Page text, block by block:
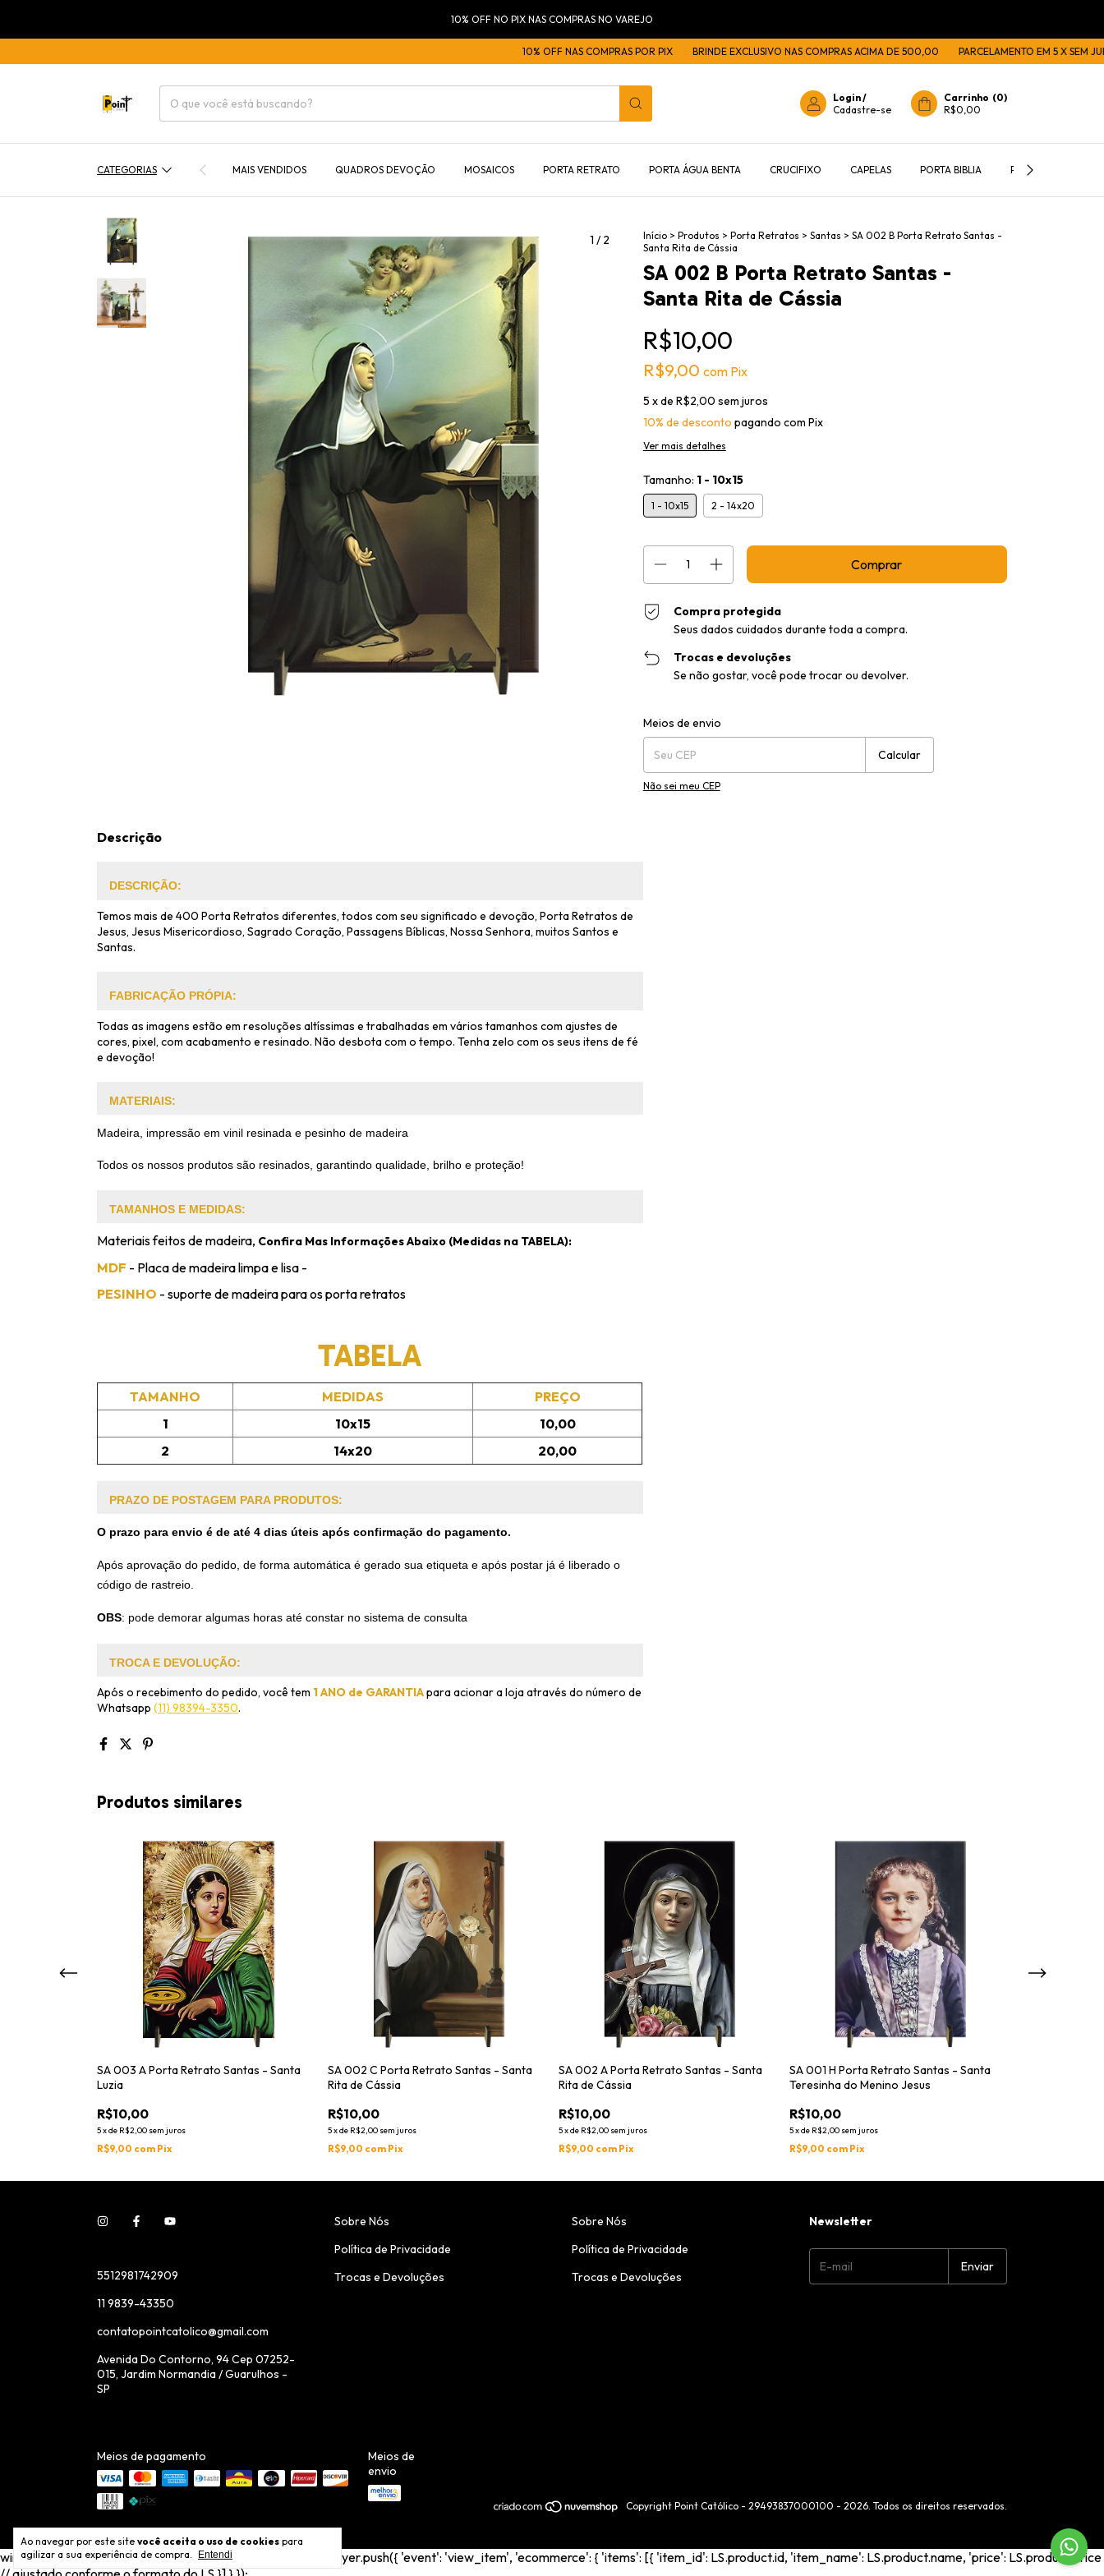
10% OFF NO PIX NAS COMPRAS NO VAREJO
10% OFF NAS COMPRAS POR PIX BRINDE EXCLUSIVO NAS COMPRAS ACIMA DE 500,00 PARCELAMENTO EM 5 X SEM JUROS
Login/
Cadastre-se
Carrinho (0)
R$0,00
CATEGORIAS MAIS VENDIDOS QUADROS DEVOÇÃO MOSAICOS PORTA RETRATO PORTA ÁGUA BENTA CRUCIFIXO CAPELAS PORTA BIBLIA PORTA TERÇOS E
Ao navegar por este site você aceita o uso de cookies para
agilizar a sua experiência de compra.
Entendi
1 /2 Início > Produtos > Porta Retratos > Santas > SA 002 B Porta Retrato Santas -
Santa Rita de Cássia
SA 002 B Porta Retrato Santas -
Santa Rita de Cássia
R$10,00
R$9,00 com Pix
5 x de R$2,00 sem juros
10% de desconto pagando com Pix
Ver mais detalhes
Tamanho: 1 - 10x15
1 - 10x15 2 - 14x20
Compra protegida
Seus dados cuidados durante toda a compra.
Trocas e devoluções
Se não gostar, você pode trocar ou devolver.
Entregas para o CEP:
Meios de envio
Calcular
Não sei meu CEP
Descrição
DESCRIÇÃO:
Temos mais de 400 Porta Retratos diferentes, todos com seu significado e devoção, Porta Retratos de
Jesus, Jesus Misericordioso, Sagrado Coração, Passagens Bíblicas, Nossa Senhora, muitos Santos e
Santas.
FABRICAÇÃO PRÓPIA:
Todas as imagens estão em resoluções altíssimas e trabalhadas em vários tamanhos com ajustes de
cores, pixel, com acabamento e resinado. Não desbota com o tempo. Tenha zelo com os seus itens de fé
e devoção!
MATERIAIS:
Madeira, impressão em vinil resinada e pesinho de madeira
Todos os nossos produtos são resinados, garantindo qualidade, brilho e proteção!
TAMANHOS E MEDIDAS:
Materiais feitos de madeira, Confira Mas Informações Abaixo (Medidas na TABELA):
MDF - Placa de madeira limpa e lisa -
PESINHO - suporte de madeira para os porta retratos
TABELA
TAMANHO MEDIDAS
PREÇO
1
10x15
10,00
2
14x20 20,00
PRAZO DE POSTAGEM PARA PRODUTOS:
O prazo para envio é de até 4 dias úteis após confirmação do pagamento.
Após aprovação do pedido, de forma automática é gerado sua etiqueta e após postar já é liberado o
código de rastreio.
OBS: pode demorar algumas horas até constar no sistema de consulta
TROCA E DEVOLUÇÃO:
Após o recebimento do pedido, você tem 1 ANO de GARANTIApara acionar a loja através do número de
Whatsapp (11) 98394-3350.
Produtos similares
SA 003 A Porta Retrato Santas - Santa
Luzia
R$10,00
5xde R$2,00 sem juros
R$9,00 com Pix
SA 002 C Porta Retrato Santas - Santa
Rita de Cássia
R$10,00
5xde R$2,00 sem juros
R$9,00 com Pix
SA 002 A Porta Retrato Santas - Santa
Rita de Cássia
R$10,00
5xde R$2,00 sem juros
R$9,00 com Pix
SA 001 H Porta Retrato Santas - Santa
Teresinha do Menino Jesus
R$10,00
5xde R$2,00 sem juros
R$9,00 com Pix
5512981742909
11 9839-43350
contatopointcatolico@gmail.com
Avenida Do Contorno, 94 Cep 07252-
015, Jardim Normandia / Guarulhos -
SP
Sobre Nós
Política de Privacidade
Trocas e Devoluções
Sobre Nós
Política de Privacidade
Trocas e Devoluções
Newsletter
Meios de pagamento
Meios de
envio
Copyright Point Católico - 29493837000100 - 2026. Todos os direitos reservados.
window.dataLayer = window.dataLayer || []; window.dataLayer.push({ 'event': 'view_item', 'ecommerce': { 'items': [{ 'item_id': LS.product.id, 'item_name': LS.product.name, 'price': LS.product.price